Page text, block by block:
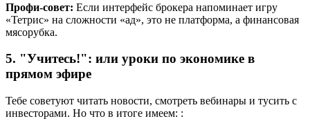
Профи-совет: Если интерфейс брокера напоминает игру
«Тетрис» на сложности «ад», это не платформа, а финансовая
мясорубка.
5. "Учитесь!": или уроки по экономике в
прямом эфире
Тебе советуют читать новости, смотреть вебинары и тусить с
инвесторами. Но что в итоге имеем: :